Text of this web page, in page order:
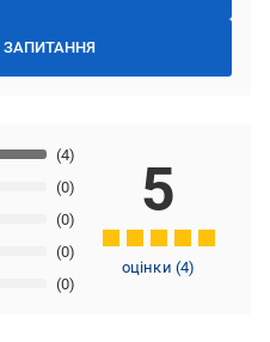
ЗАПИТАННЯ
(0)
(0)
(0)
(0)
(4)
5
оцінки(4)